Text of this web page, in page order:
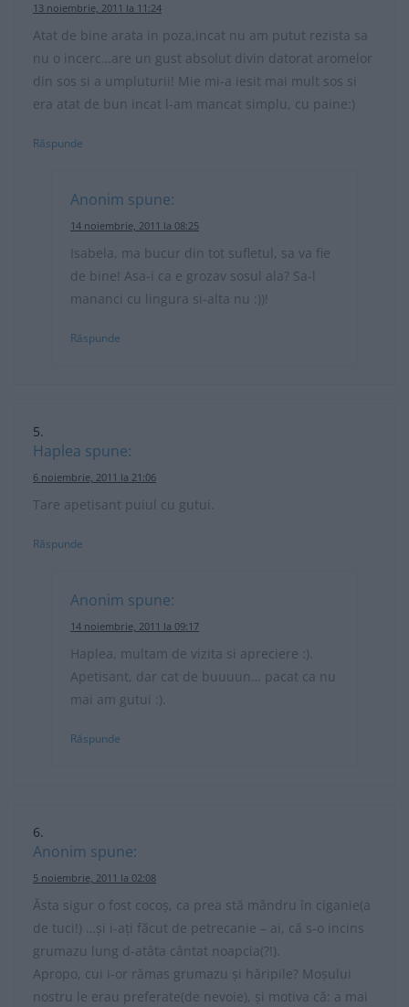
13 noiembrie, 2011 la 11:24
Atat de bine arata in poza,incat nu am putut rezista sa
nu o incerc…are un gust absolut divin datorat aromelor
din sos si a umpluturii! Mie mi-a iesit mai mult sos si
era atat de bun incat l-am mancat simplu, cu paine:)
Răspunde
Anonim spune:
14 noiembrie, 2011 la 08:25
Isabela, ma bucur din tot sufletul, sa va fie
de bine! Asa-i ca e grozav sosul ala? Sa-l
mananci cu lingura si-alta nu :))!
Răspunde
Haplea spune:
6 noiembrie, 2011 la 21:06
Tare apetisant puiul cu gutui.
Răspunde
Anonim spune:
14 noiembrie, 2011 la 09:17
Haplea, multam de vizita si apreciere :).
Apetisant, dar cat de buuuun… pacat ca nu
mai am gutui :).
Răspunde
Anonim spune:
5 noiembrie, 2011 la 02:08
Ăsta sigur o fost cocoș, ca prea stă mândru în ciganie(a
de tuci!) …și i-ați făcut de petrecanie – ai, că s-o incins
grumazu lung d-atâta cântat noapcia(?!).
Apropo, cui i-or rămas grumazu și hăripile? Moșului
nostru le erau preferate(de nevoie), și motiva că: a mai